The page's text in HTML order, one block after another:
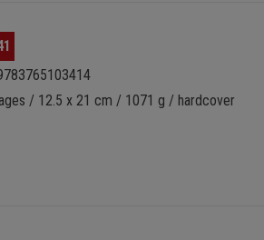
/ 12.5 x 21 cm / 1071 g / hardcover